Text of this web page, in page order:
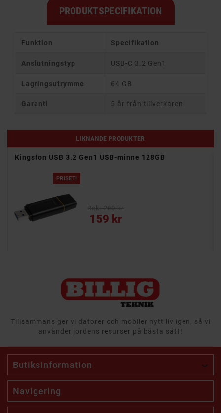
PRODUKTSPECIFIKATION
Funktion Specifikation
Anslutningstyp USB-C 3.2 Gen1
Lagringsutrymme 64 GB
Garanti 5 år från tillverkaren
LIKNANDE PRODUKTER
Kingston USB 3.2 Gen1 USB-minne 128GB
PRISET!
159 kr
Pris
Tillsammans ger vi datorer och mobiler nytt liv igen, så vi
använder jordens resurser på bästa sätt!
Butiksinformation 
Navigering